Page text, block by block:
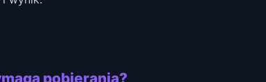
pobierania?